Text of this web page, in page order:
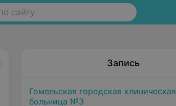
сайту
Запись
Гомельская городская клиническая
больница №3